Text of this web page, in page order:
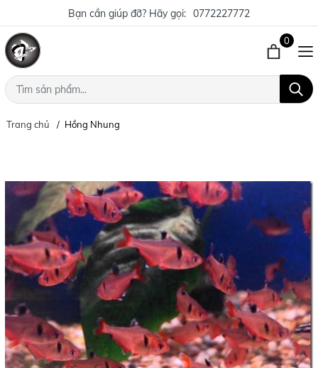
Bạn cần giúp đỡ? Hãy gọi: 0772227772
0
Trang chủ Hồng Nhung